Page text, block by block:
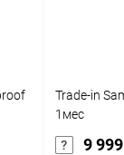
Trade-in
1мес
9